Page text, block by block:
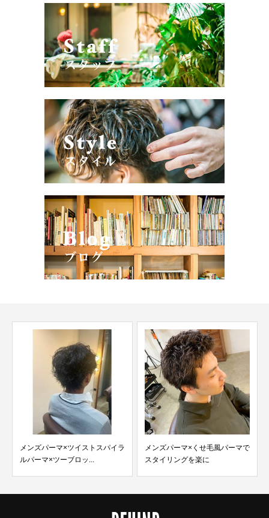
メンズパーマ×ツイストスパイラ
ルパーマ×ツーブロッ...
メンズパーマ×くせ毛風パーマで
スタイリングを楽に